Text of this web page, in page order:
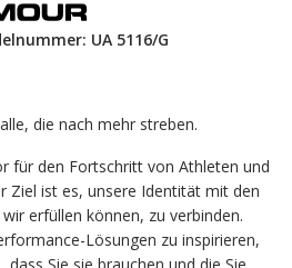
UA 5116/G
die nach mehr streben.
für den Fortschritt von Athleten und
Ziel ist es, unsere Identität mit den
erfüllen können, zu verbinden.
Lösungen zu inspirieren,